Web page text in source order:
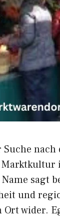
Suche
sagt
und
O​r⁠t wider.